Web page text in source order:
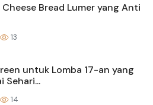
Bread Lumer yang Anti
13
untuk Lomba 17-an yang
Sehari...
14